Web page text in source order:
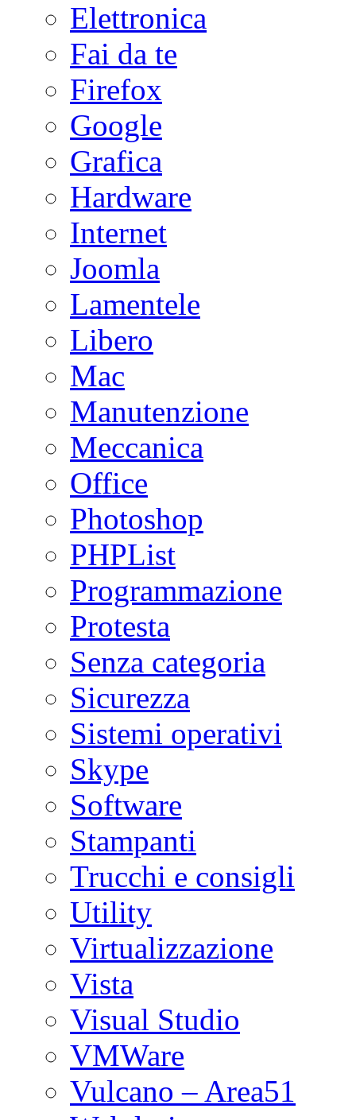
Elettronica
Fai da te
Firefox
Google
Grafica
Hardware
Internet
Joomla
Lamentele
Libero
Mac
Manutenzione
Meccanica
Office
Photoshop
PHPList
Programmazione
Protesta
Senza categoria
Sicurezza
Sistemi operativi
Skype
Software
Stampanti
Trucchi e consigli
Utility
Virtualizzazione
Vista
Visual Studio
VMWare
Vulcano – Area51